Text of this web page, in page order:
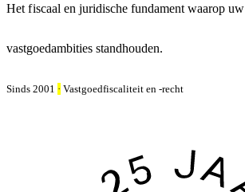
Het f iscaal en juridische fundament waarop uw
vastgoedambities standhouden.
Sinds 2001 · Vastgoedfiscaliteit en -recht